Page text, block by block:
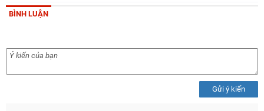
BÌNH LUẬN
Gửi ý kiến